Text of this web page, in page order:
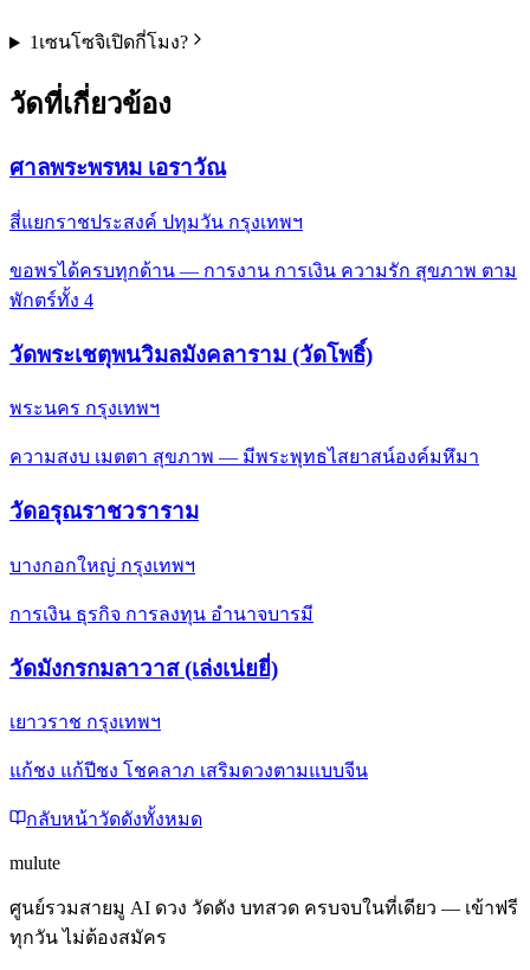
1เซนโซจิเปิดกี่โมง?
วัดที่เกี่ยวข้อง
ศาลพระพรหม เอราวัณ
สี่แยกราชประสงค์ ปทุมวัน กรุงเทพฯ
ขอพรได้ครบทุกด้าน — การงาน การเงิน ความรัก สุขภาพ ตาม
พักตร์ทั้ง 4
วัดพระเชตุพนวิมลมังคลาราม (วัดโพธิ์)
พระนคร กรุงเทพฯ
ความสงบ เมตตา สุขภาพ — มีพระพุทธไสยาสน์องค์มหึมา
วัดอรุณราชวราราม
บางกอกใหญ่ กรุงเทพฯ
การเงิน ธุรกิจ การลงทุน อำนาจบารมี
วัดมังกรกมลาวาส (เล่งเน่ยยี่)
เยาวราช กรุงเทพฯ
แก้ชง แก้ปีชง โชคลาภ เสริมดวงตามแบบจีน
กลับหน้าวัดดังทั้งหมด
mulute
ศูนย์รวมสายมู AI ดวง วัดดัง บทสวด ครบจบในที่เดียว — เข้าฟรี
ทุกวัน ไม่ต้องสมัคร